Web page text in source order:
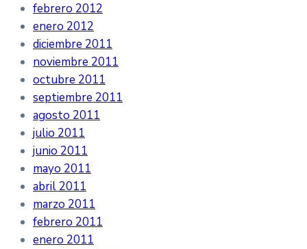
febrero 2012
enero 2012
diciembre 2011
noviembre 2011
octubre 2011
septiembre 2011
agosto 2011
julio 2011
junio 2011
mayo 2011
abril 2011
marzo 2011
febrero 2011
enero 2011